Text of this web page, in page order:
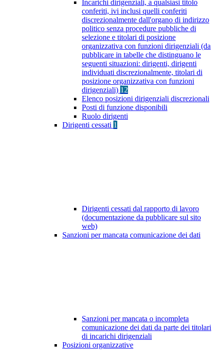
Incarichi dirigenziali, a qualsiasi titolo
conferiti, ivi inclusi quelli conferiti
discrezionalmente dall'organo di indirizzo
politico senza procedure pubbliche di
selezione e titolari di posizione
organizzativa con funzioni dirigenziali (da
pubblicare in tabelle che distinguano le
seguenti situazioni: dirigenti, dirigenti
individuati discrezionalmente, titolari di
posizione organizzativa con funzioni
dirigenziali) 12
Elenco posizioni dirigenziali discrezionali
Posti di funzione disponibili
Ruolo dirigenti
Dirigenti cessati 1
Dirigenti cessati dal rapporto di lavoro
(documentazione da pubblicare sul sito
web)
Sanzioni per mancata comunicazione dei dati
Sanzioni per mancata o incompleta
comunicazione dei dati da parte dei titolari
di incarichi dirigenziali
Posizioni organizzative